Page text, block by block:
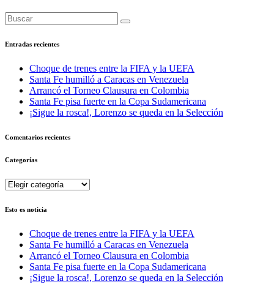
Entradas recientes
Choque de trenes entre la FIFA y la UEFA
Santa Fe humilló a Caracas en Venezuela
Arrancó el Torneo Clausura en Colombia
Santa Fe pisa fuerte en la Copa Sudamericana
¡Sigue la rosca!, Lorenzo se queda en la Selección
Comentarios recientes
Categorías
Categorías
Esto es noticia
Choque de trenes entre la FIFA y la UEFA
Santa Fe humilló a Caracas en Venezuela
Arrancó el Torneo Clausura en Colombia
Santa Fe pisa fuerte en la Copa Sudamericana
¡Sigue la rosca!, Lorenzo se queda en la Selección